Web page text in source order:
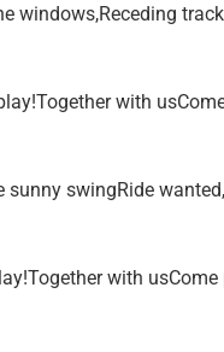
windows,Receding
with
sunny swingRide
with usCome